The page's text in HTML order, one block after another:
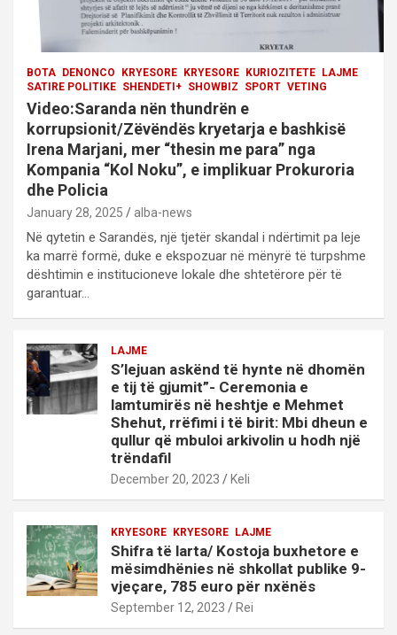
BOTA DENONCO KRYESORE KRYESORE KURIOZITETE
LAJME
SATIRE POLITIKE SHENDETI+ SHOWBIZ SPORT VETING
Video:Saranda nën thundrën e
korrupsionit/Zëvëndës kryetarja e bashkisë
Irena Marjani, mer “thesin me para” nga
Kompania “Kol Noku”, e implikuar Prokuroria
dhe Policia
January 28, 2025 alba-news
Në qytetin e Sarandës, një tjetër skandal i ndërtimit pa leje
ka marrë formë, duke e ekspozuar në mënyrë të turpshme
dështimin e institucioneve lokale dhe shtetërore për të
garantuar…
LAJME
S’lejuan askënd të hynte në dhomën
e tij të gjumit”- Ceremonia e
lamtumirës në heshtje e Mehmet
Shehut, rrëfimi i të birit: Mbi dheun e
qullur që mbuloi arkivolin u hodh një
trëndafil
December 20, 2023 Keli
KRYESORE KRYESORE LAJME
Shifra të larta/ Kostoja buxhetore e
mësimdhënies në shkollat publike 9-
vjeçare, 785 euro për nxënës
September 12, 2023 Rei